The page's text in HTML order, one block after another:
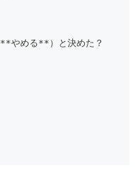
**やめる** ）と決めた？